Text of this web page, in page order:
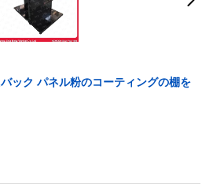
ック パネル粉のコーティングの棚を